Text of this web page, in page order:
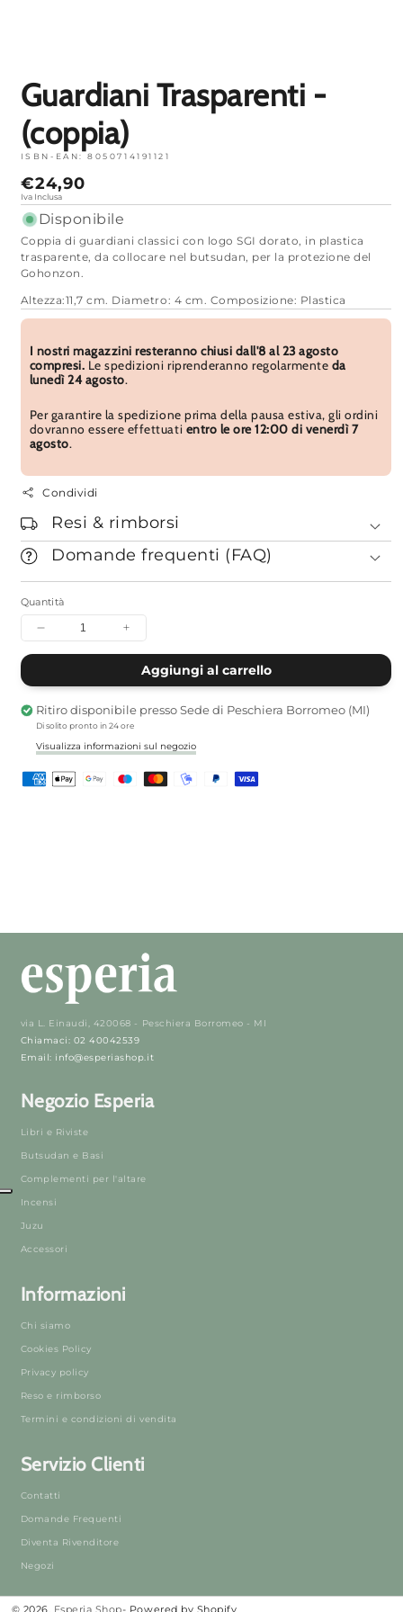
Guardiani Trasparenti -
(coppia)
ISBN-EAN: 8050714191121
Prezzo
normale
€24,90
Iva Inclusa
Disponibile
Coppia di guardiani classici con logo SGI dorato, in plastica
trasparente, da collocare nel butsudan, per la protezione del
Gohonzon.
Altezza:11,7 cm. Diametro: 4 cm. Composizione: Plastica
I nostri magazzini resteranno chiusi dall'8 al 23 agosto
compresi. Le spedizioni riprenderanno regolarmente da
lunedì 24 agosto.
Per garantire la spedizione prima della pausa estiva, gli ordini
dovranno essere effettuati entro le ore 12:00 di venerdì 7
agosto.
Condividi
Resi & rimborsi
Domande frequenti (FAQ)
Quantità
Diminuisci
-
(coppia)
Aumenta
per
Guardiani
-
(coppia)
Aggiungi al carrello
Ritiro disponibile presso Sede di Peschiera Borromeo (MI)
Di solito pronto in 24 ore
Visualizza informazioni sul negozio
via L. Einaudi, 420068 - Peschiera Borromeo - MI
Chiamaci: 02 40042539
Email: info@esperiashop.it
Negozio Esperia
Libri e Riviste
Butsudan e Basi
Complementi per l'altare
Incensi
Juzu
Accessori
Informazioni
Chi siamo
Cookies Policy
Privacy policy
Reso e rimborso
Termini e condizioni di vendita
Servizio Clienti
Contatti
Domande Frequenti
Diventa Rivenditore
Negozi